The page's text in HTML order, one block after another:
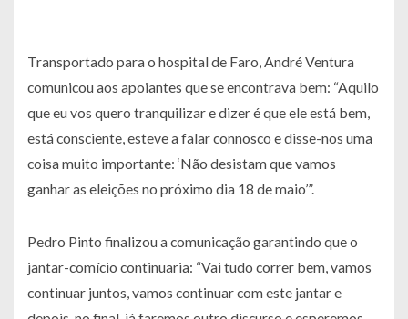
Transportado para o hospital de Faro, André Ventura
comunicou aos apoiantes que se encontrava bem: “Aquilo
que eu vos quero tranquilizar e dizer é que ele está bem,
está consciente, esteve a falar connosco e disse-nos uma
coisa muito importante: ‘Não desistam que vamos
ganhar as eleições no próximo dia 18 de maio’”.
Pedro Pinto finalizou a comunicação garantindo que o
jantar-comício continuaria: “Vai tudo correr bem, vamos
continuar juntos, vamos continuar com este jantar e